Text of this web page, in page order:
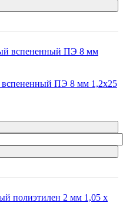
вспененный ПЭ 8 мм 1,2x25